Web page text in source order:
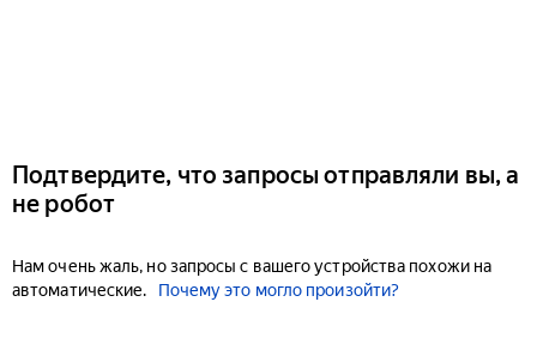
Подтвердите, что запросы отправляли вы, а
не робот
Нам очень жаль, но запросы с вашего устройства похожи на
автоматические.
Почему это могло произойти?